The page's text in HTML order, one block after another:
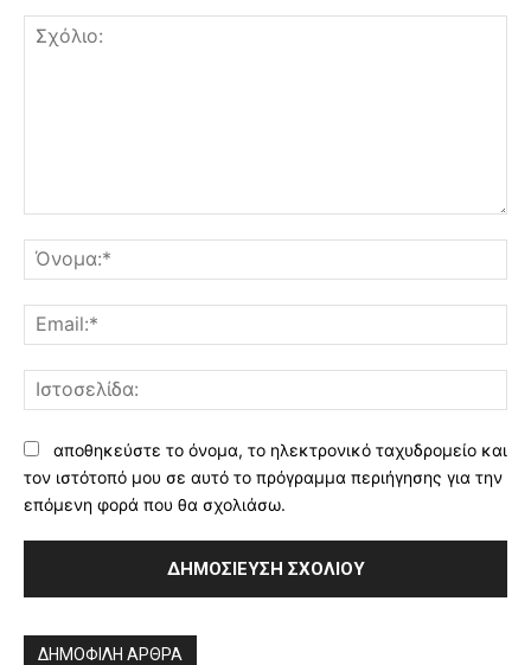
αποθηκεύστε το όνομα, το ηλεκτρονικό ταχυδρομείο και
τον ιστότοπό μου σε αυτό το πρόγραμμα περιήγησης για την
επόμενη φορά που θα σχολιάσω.
ΔΗΜΟΦΙΛΗ ΑΡΘΡΑ